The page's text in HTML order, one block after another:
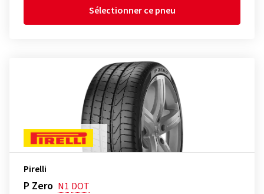
Sélectionner ce pneu
Pirelli
P Zero N1 DOT